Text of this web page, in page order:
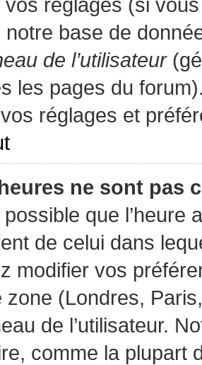
notre base de
de l’utilisateur
les pages du
réglages et
ne sont pas
possible que l’heure
de celui dans
modifier vos
zone (Londres,
de l’utilisateur.
comme la plupart